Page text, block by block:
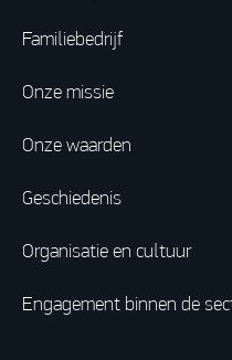
Familiebedrijf
Onze missie
Onze waarden
Geschiedenis
Organisatie en cultuur
Engagement binnen de